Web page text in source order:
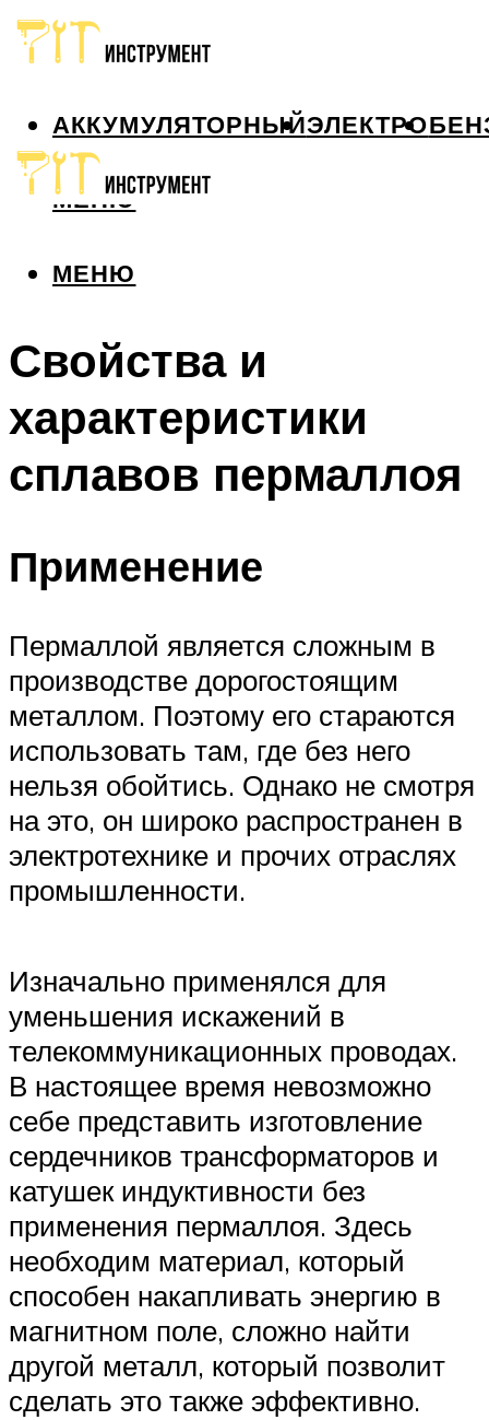
АККУМУЛЯТОРНЫЙЭЛЕКТРО
МЕНЮ
МЕНЮ
Свойства и
характеристики
сплавов пермаллоя
Применение
Пермаллой является сложным в
производстве дорогостоящим
металлом. Поэтому его стараются
использовать там, где без него
нельзя обойтись. Однако не смотря
на это, он широко распространен в
электротехнике и прочих отраслях
промышленности.
Изначально применялся для
уменьшения искажений в
телекоммуникационных проводах.
В настоящее время невозможно
себе представить изготовление
сердечников трансформаторов и
катушек индуктивности без
применения пермаллоя. Здесь
необходим материал, который
способен накапливать энергию в
магнитном поле, сложно найти
другой металл, который позволит
сделать это также эффективно.